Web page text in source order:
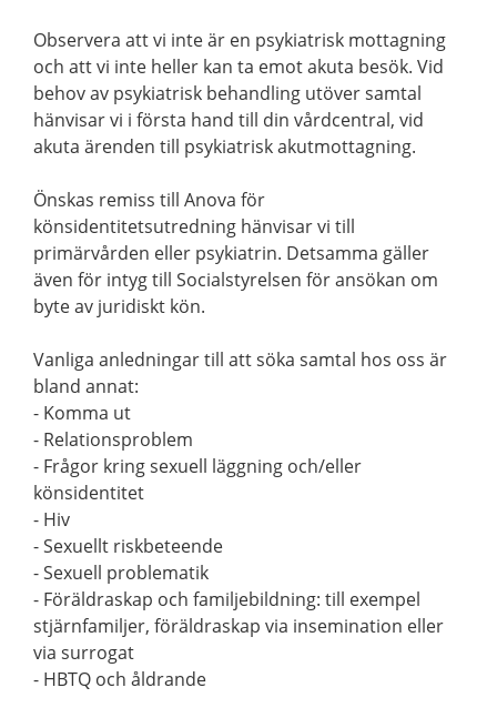
Observera att vi inte är en psykiatrisk mottagning
och att vi inte heller kan ta emot akuta besök. Vid
behov av psykiatrisk behandling utöver samtal
hänvisar vi i första hand till din vårdcentral, vid
akuta ärenden till psykiatrisk akutmottagning.
Önskas remiss till Anova för
könsidentitetsutredning hänvisar vi till
primärvården eller psykiatrin. Detsamma gäller
även för intyg till Socialstyrelsen för ansökan om
byte av juridiskt kön.
Vanliga anledningar till att söka samtal hos oss är
bland annat:
- Komma ut
- Relationsproblem
- Frågor kring sexuell läggning och/eller
könsidentitet
- Hiv
- Sexuellt riskbeteende
- Sexuell problematik
- Föräldraskap och familjebildning: till exempel
stjärnfamiljer, föräldraskap via insemination eller
via surrogat
- HBTQ och åldrande